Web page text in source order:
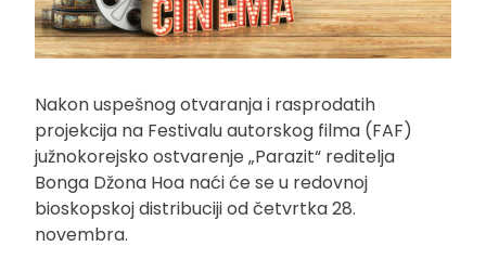
Nakon uspešnog otvaranja i rasprodatih
projekcija na Festivalu autorskog filma (FAF)
južnokorejsko ostvarenje „Parazit“ reditelja
Bonga Džona Hoa naći će se u redovnoj
bioskopskoj distribuciji od četvrtka 28.
novembra.